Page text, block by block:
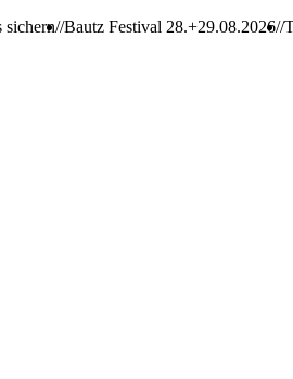
Bautz Festival 28.+29.08.2026 Tickets